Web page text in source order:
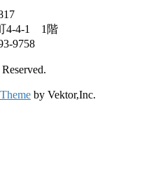
4-4-1 1階
9758
by Vektor,Inc.